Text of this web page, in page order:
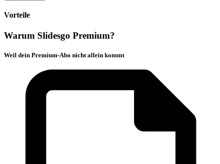
Vorteile
Warum Slidesgo Premium?
Weil dein Premium-Abo nicht allein kommt